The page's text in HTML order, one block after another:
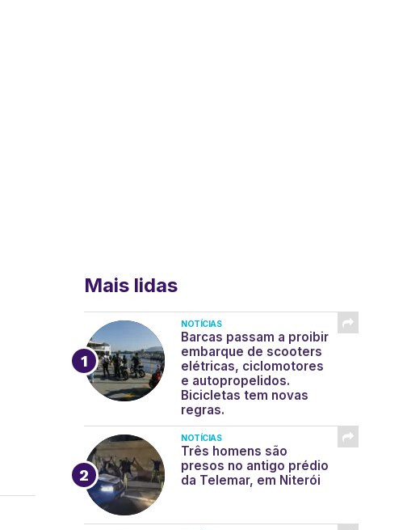
Mais lidas
NOTÍCIAS
Barcas passam a proibir
embarque de scooters
elétricas, ciclomotores
e autopropelidos.
Bicicletas tem novas
regras.
NOTÍCIAS
Três homens são
presos no antigo prédio
da Telemar, em Niterói